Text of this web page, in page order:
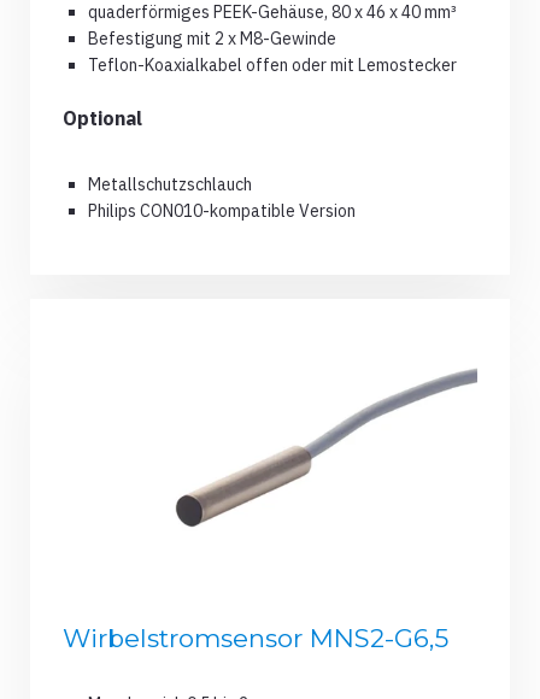
quaderförmiges PEEK-Gehäuse, 80 x 46 x 40 mm³
Befestigung mit 2 x M8-Gewinde
Teflon-Koaxialkabel offen oder mit Lemostecker
Optional
Metallschutzschlauch
Philips CON010-kompatible Version
Wirbelstromsensor MNS2-G6,5